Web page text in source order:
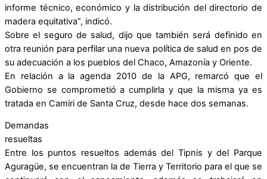
informe técnico, económico y la distribución del directorio de
madera equitativa”, indicó.
Sobre el seguro de salud, dijo que también será definido en
otra reunión para perfilar una nueva política de salud en pos de
su adecuación a los pueblos del Chaco, Amazonía y Oriente.
En relación a la agenda 2010 de la APG, remarcó que el
Gobierno se comprometió a cumplirla y que la misma ya es
tratada en Camiri de Santa Cruz, desde hace dos semanas.
Demandas
resueltas
Entre los puntos resueltos además del Tipnis y del Parque
Aguragüe, se encuentran la de Tierra y Territorio para el que se